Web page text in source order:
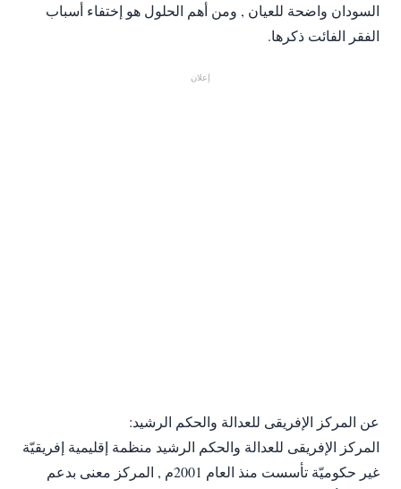
السودان واضحة للعيان , ومن أهم الحلول هو إختفاء أسباب
الفقر الفائت ذكرها.
إعلان
عن المركز الإفريقى للعدالة والحكم الرشيد:
المركز الإفريقى للعدالة والحكم الرشيد منظمة إقليمية إفريقيّة
غير حكوميّة تأسست منذ العام 2001م , المركز معنى بدعم